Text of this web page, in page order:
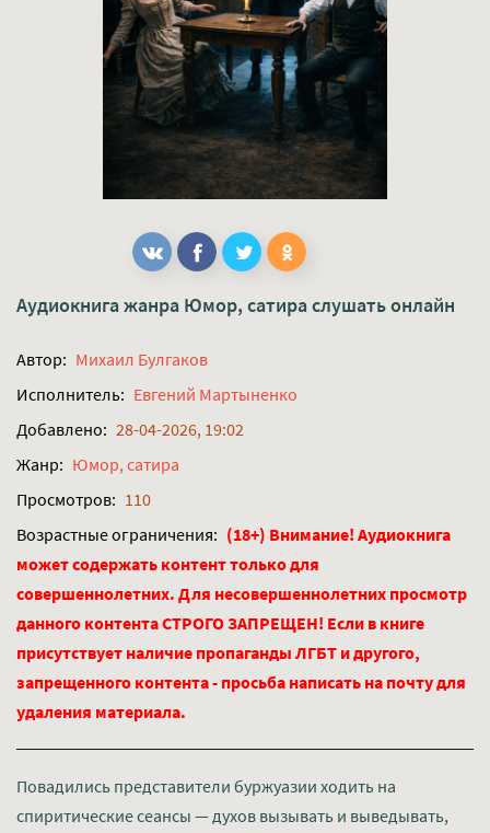
Аудиокнига жанра Юмор, сатира слушать онлайн
Автор: Михаил Булгаков
Исполнитель: Евгений Мартыненко
Добавлено: 28-04-2026, 19:02
Жанр: Юмор, сатира
Просмотров: 110
Возрастные ограничения: (18+) Внимание! Аудиокнига
может содержать контент только для
совершеннолетних. Для несовершеннолетних просмотр
данного контента СТРОГО ЗАПРЕЩЕН! Если в книге
присутствует наличие пропаганды ЛГБТ и другого,
запрещенного контента - просьба написать на почту для
удаления материала.
Повадились представители буржуазии ходить на
спиритические сеансы — духов вызывать и выведывать,